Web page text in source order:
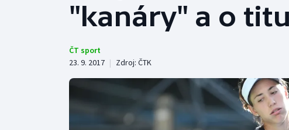
Tenis
Cyklistika
Basketbal
Boby a skeleton
Box
"kanáry" a o
ČT sport
23. 9. 2017 | Zdroj: ČTK